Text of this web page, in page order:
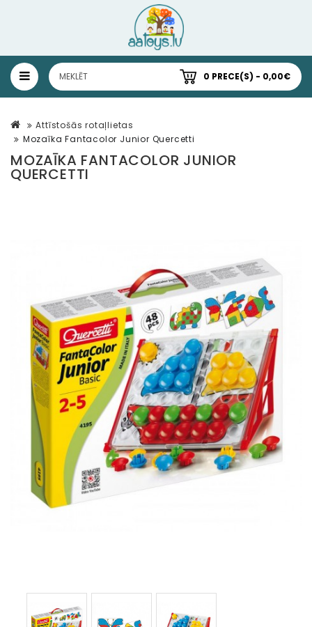
0 PRECE(S) - 0,00€
Attīstošās rotaļlietas
Mozaīka Fantacolor Junior Quercetti
MOZAĪKA FANTACOLOR JUNIOR
QUERCETTI